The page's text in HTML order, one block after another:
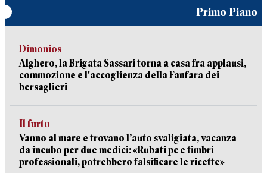
Primo Piano
Dimonios
Alghero, la Brigata Sassari torna a casa fra applausi,
commozione e l'accoglienza della Fanfara dei
bersaglieri
Il furto
Vanno al mare e trovano l’auto svaligiata, vacanza
da incubo per due medici: «Rubati pc e timbri
professionali, potrebbero falsificare le ricette»